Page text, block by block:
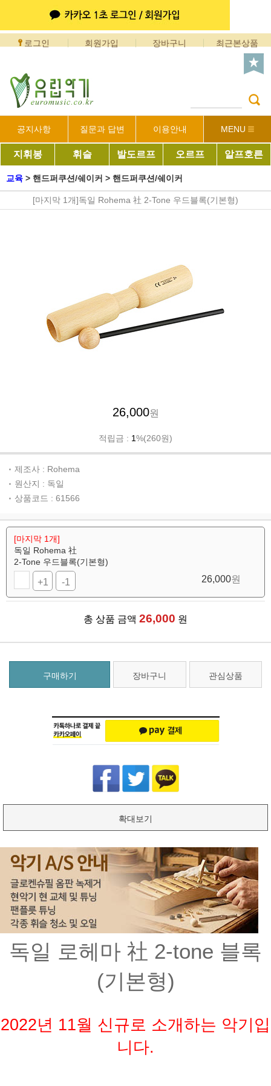
로그인 회원가입 장바구니 최근본상품
공지사항 질문과 답변 이용안내 MENU
지휘봉 휘슬 발도르프 오르프 알프호른
교육 > 핸드퍼쿠션/쉐이커 > 핸드퍼쿠션/쉐이커
[마지막 1개]독일 Rohema 社 2-Tone 우드블록(기본형)
26,000원
적립금 : 1%(260원)
제조사 : Rohema
원산지 : 독일
상품코드 : 61566
[마지막 1개]
독일 Rohema 社
2-Tone 우드블록(기본형)
+1 -1 26,000원
총 상품 금액 26,000 원
구매하기 장바구니 관심상품
확대보기
독일 로헤마 社 2-tone 블록
(기본형)
2022년 11월 신규로 소개하는 악기입
니다.